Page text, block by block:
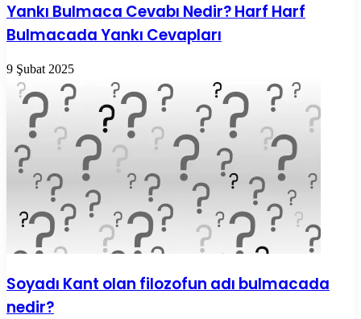
Yankı Bulmaca Cevabı Nedir? Harf Harf
Bulmacada Yankı Cevapları
9 Şubat 2025
Soyadı Kant olan filozofun adı bulmacada
nedir?